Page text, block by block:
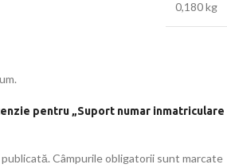
0,180 kg
pentru „Suport numar inmatriculare
Câmpurile obligatorii sunt marcate